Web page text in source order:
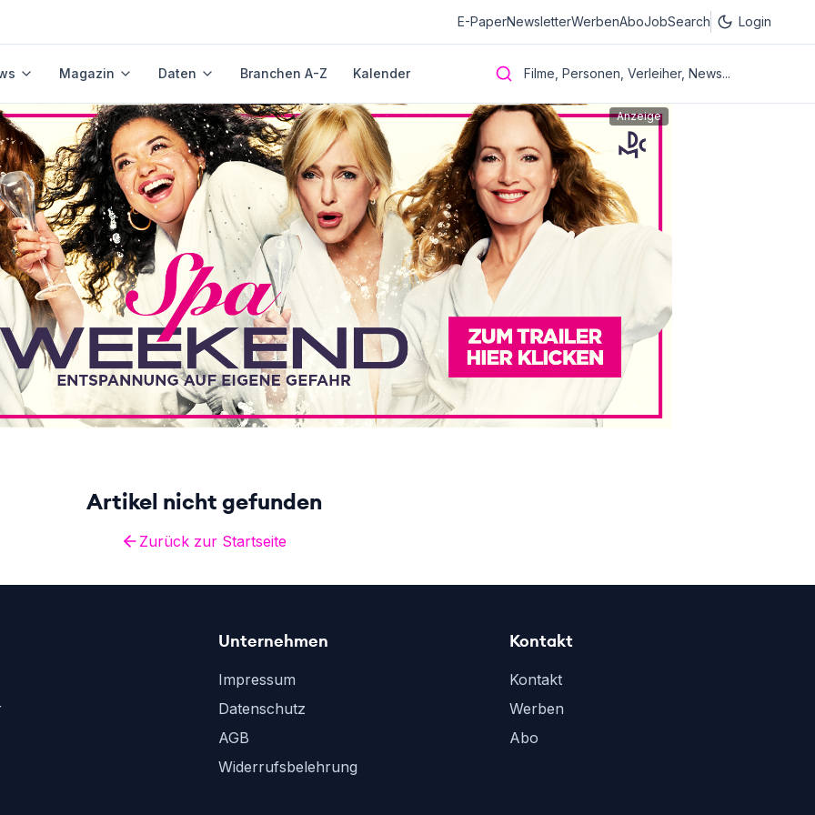
E-PaperNewsletterWerbenAboJobSearch Login
Magazin Daten Branchen A-Z Kalender Filme, Personen, Verleiher, News...
Anzeige
Artikel nicht gefunden
Zurück zur Startseite
Unternehmen
Impressum
Datenschutz
AGB
Widerrufsbelehrung
Kontakt
Kontakt
Werben
Abo